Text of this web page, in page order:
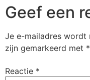
Geef een
Je e-mailadres wordt
zijn gemarkeerd met *
Reactie *